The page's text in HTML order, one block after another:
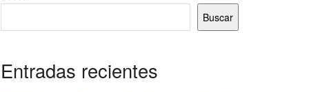
Buscar
Entradas recientes